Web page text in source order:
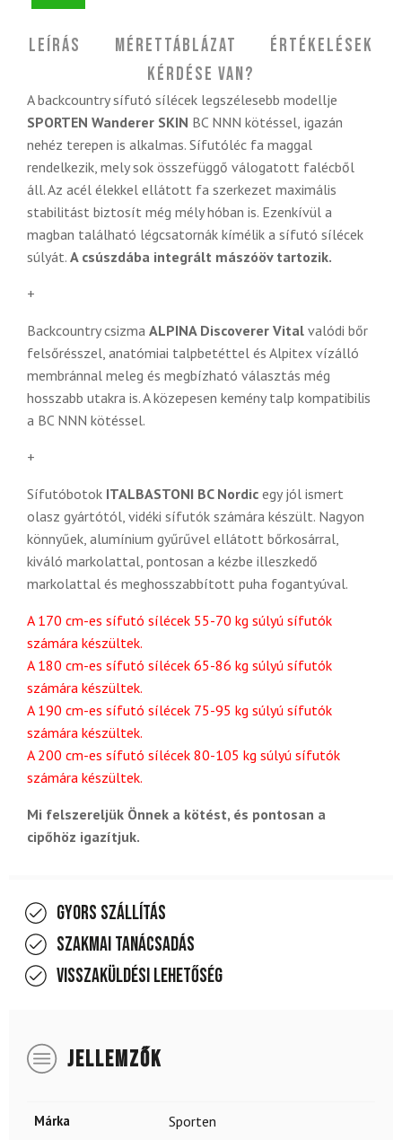
Leírás Mérettáblázat
Értékelések
Kérdése van?
A backcountry sífutó sílécek legszélesebb modellje
SPORTEN Wanderer SKIN BC NNN kötéssel, igazán
nehéz terepen is alkalmas. Sífutóléc fa maggal
rendelkezik, mely sok összefüggő válogatott falécből
áll. Az acél élekkel ellátott fa szerkezet maximális
stabilitást biztosít még mély hóban is. Ezenkívül a
magban található légcsatornák kímélik a sífutó sílécek
súlyát. A csúszdába integrált mászóöv tartozik.
+
Backcountry csizma ALPINA Discoverer Vital valódi bőr
felsőrésszel, anatómiai talpbetéttel és Alpitex vízálló
membránnal meleg és megbízható választás még
hosszabb utakra is. A közepesen kemény talp kompatibilis
a BC NNN kötéssel.
+
Sífutóbotok ITALBASTONI BC Nordic egy jól ismert
olasz gyártótól, vidéki sífutók számára készült. Nagyon
könnyűek, alumínium gyűrűvel ellátott bőrkosárral,
kiváló markolattal, pontosan a kézbe illeszkedő
markolattal és meghosszabbított puha fogantyúval.
A 170 cm-es sífutó sílécek 55-70 kg súlyú sífutók
számára készültek.
A 180 cm-es sífutó sílécek 65-86 kg súlyú sífutók
számára készültek.
A 190 cm-es sífutó sílécek 75-95 kg súlyú sífutók
számára készültek.
A 200 cm-es sífutó sílécek 80-105 kg súlyú sífutók
számára készültek.
Mi felszereljük Önnek a kötést, és pontosan a
cipőhöz igazítjuk.
Gyors szállítás
Szakmai tanácsadás
Visszaküldési lehetőség
JELLEMZŐK
Márka Sporten